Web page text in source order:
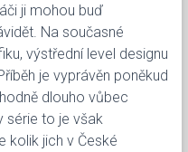
ji mohou buď
Na současné
výstřední level designu
je vyprávěn poněkud
dlouho vůbec
série to je však
kolik jich v České